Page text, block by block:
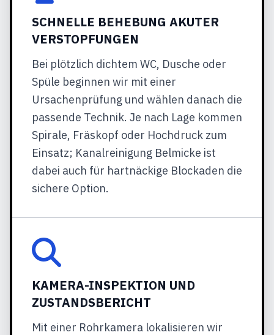
SCHNELLE BEHEBUNG AKUTER
VERSTOPFUNGEN
Bei plötzlich dichtem WC, Dusche oder
Spüle beginnen wir mit einer
Ursachenprüfung und wählen danach die
passende Technik. Je nach Lage kommen
Spirale, Fräskopf oder Hochdruck zum
Einsatz; Kanalreinigung Belmicke ist
dabei auch für hartnäckige Blockaden die
sichere Option.
KAMERA-INSPEKTION UND
ZUSTANDSBERICHT
Mit einer Rohrkamera lokalisieren wir